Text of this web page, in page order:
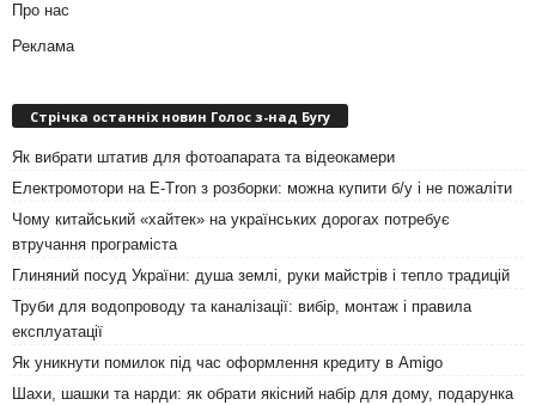
Про нас
Реклама
Стрічка останніх новин Голос з-над Бугу
Як вибрати штатив для фотоапарата та відеокамери
Електромотори на E-Tron з розборки: можна купити б/у і не пожаліти
Чому китайський «хайтек» на українських дорогах потребує
втручання програміста
Глиняний посуд України: душа землі, руки майстрів і тепло традицій
Труби для водопроводу та каналізації: вибір, монтаж і правила
експлуатації
Як уникнути помилок під час оформлення кредиту в Amigo
Шахи, шашки та нарди: як обрати якісний набір для дому, подарунка